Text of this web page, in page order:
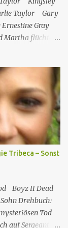
(...
Taylor Gary
Gray
Martha flüchten
seinem
Zeuge, da es
dass zwischen
dem
nach oben
eine Privatinsel,
Taylor-Brüdern
und Martha
Tribeca – Sonst
Boyz II Dead
Drehbuch:
Tod
auf Sergeant